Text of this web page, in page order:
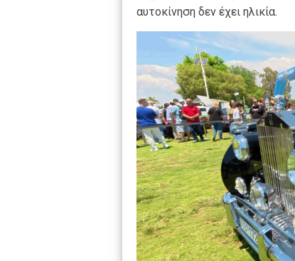
αυτοκίνηση δεν έχει ηλικία.